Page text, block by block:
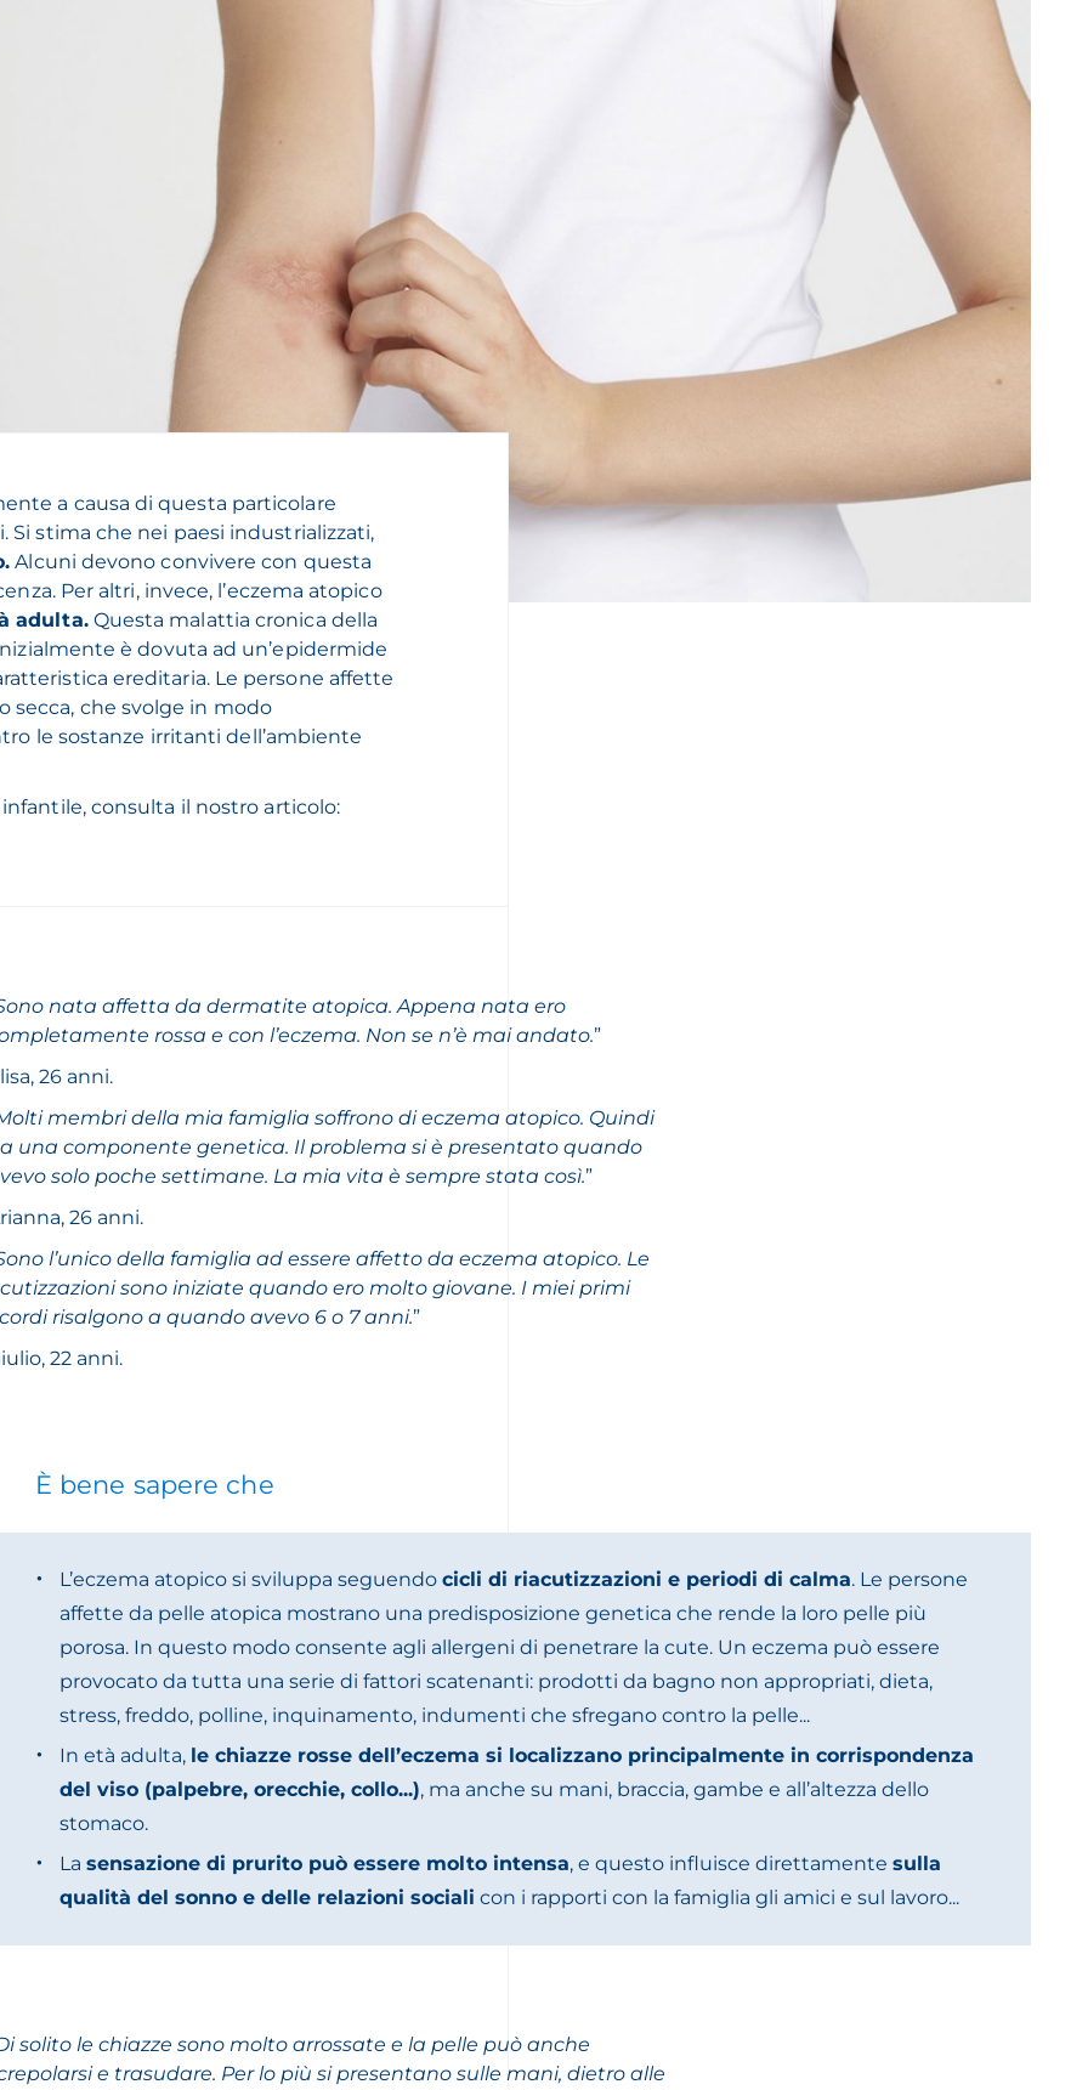
a causa di questa particolare
Si stima che nei paesi industrializzati,
Alcuni devono convivere con questa
Per altri, invece, l’eczema atopico
adulta.Questa malattia cronica della
è dovuta ad un’epidermide
ereditaria. Le persone affette
secca, che svolge in modo
le sostanze irritanti dell’ambiente
consulta il nostro articolo:
nata affetta da dermatite atopica. Appena nata ero
rossa e con l’eczema. Non se n’è mai andato.”
26 anni.
membri della mia famiglia soffrono di eczema atopico. Quindi
una componente genetica. Il problema si è presentato quando
solo poche settimane. La mia vita è sempre stata così.”
26 anni.
l’unico della famiglia ad essere affetto da eczema atopico. Le
sono iniziate quando ero molto giovane. I miei primi
risalgono a quando avevo 6 o 7 anni.”
22 anni.
È bene sapere che
L’eczema atopico si sviluppa seguendo cicli di riacutizzazioni e periodi di calma. Le persone
affette da pelle atopica mostrano una predisposizione genetica che rende la loro pelle più
porosa. In questo modo consente agli allergeni di penetrare la cute. Un eczema può essere
provocato da tutta una serie di fattori scatenanti: prodotti da bagno non appropriati, dieta,
stress, freddo, polline, inquinamento, indumenti che sfregano contro la pelle...
In età adulta, le chiazze rosse dell’eczema si localizzano principalmente in corrispondenza
del viso (palpebre, orecchie, collo...), ma anche su mani, braccia, gambe e all’altezza dello
stomaco.
La sensazione di prurito può essere molto intensa, e questo influisce direttamente sulla
qualità del sonno e delle relazioni sociali con i rapporti con la famiglia gli amici e sul lavoro...
solito le chiazze sono molto arrossate e la pelle può anche
e trasudare. Per lo più si presentano sulle mani, dietro alle